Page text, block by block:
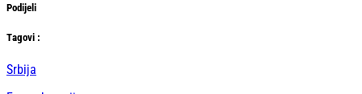
Podijeli
Тagovi :
Srbija